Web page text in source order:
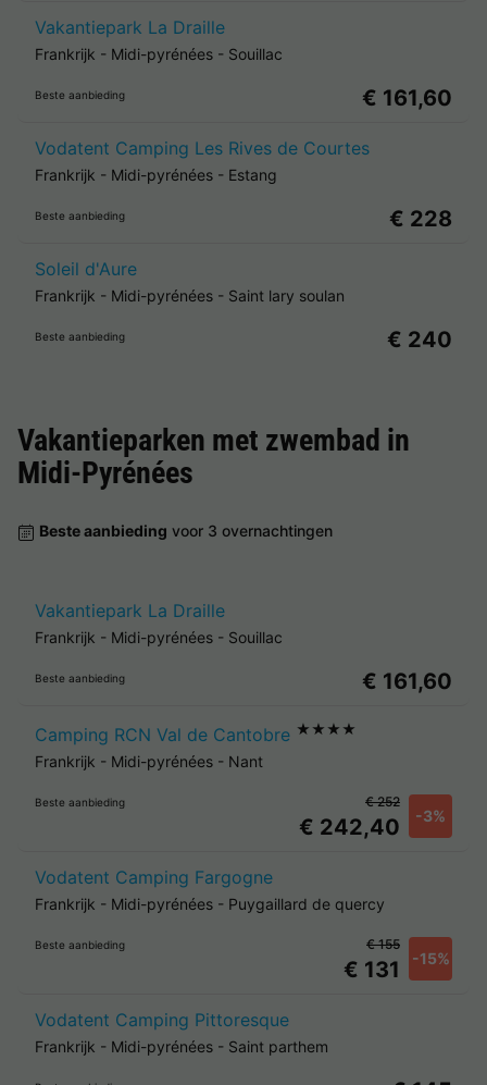
Vakantiepark La Draille
Frankrijk - Midi-pyrénées - Souillac
Beste aanbieding € 161,60
Vodatent Camping Les Rives de Courtes
Frankrijk - Midi-pyrénées - Estang
Beste aanbieding € 228
Soleil d'Aure
Frankrijk - Midi-pyrénées - Saint lary soulan
Beste aanbieding € 240
Vakantieparken met zwembad in
Midi-Pyrénées
Beste aanbieding voor 3 overnachtingen
Vakantiepark La Draille
Frankrijk - Midi-pyrénées - Souillac
Beste aanbieding € 161,60
Camping RCN Val de Cantobre ★★★★
Frankrijk - Midi-pyrénées - Nant
Beste aanbieding
€ 242,40 -3%
€ 252
Vodatent Camping Fargogne
Frankrijk - Midi-pyrénées - Puygaillard de quercy
Beste aanbieding
€ 131 -15%
€ 155
Vodatent Camping Pittoresque
Frankrijk - Midi-pyrénées - Saint parthem